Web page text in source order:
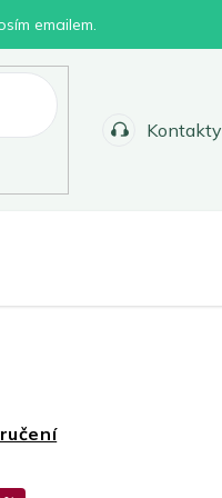
emailem.
Kontakty